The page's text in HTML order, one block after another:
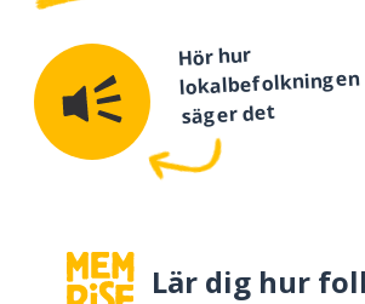
Hör hur
lokalbefolkningen
säger det
Lär dig hur